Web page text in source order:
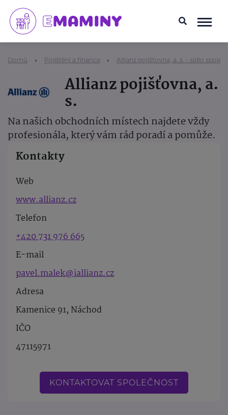
Domů Pojištění a finance Allianz pojišťovna, a. s. - sídlo
Allianz pojišťovna, a.
s.
Na našich obchodních místech najdete vždy
profesionála, který vám rád poradí a pomůže.
Kontakty
Web
www.allianz.cz
Telefon
+420 731 976 665
E-mail
pavel.malek@iallianz.cz
Adresa
Kamenice 91, Náchod
IČO
47115971
KONTAKTOVAT SPOLEČNOST